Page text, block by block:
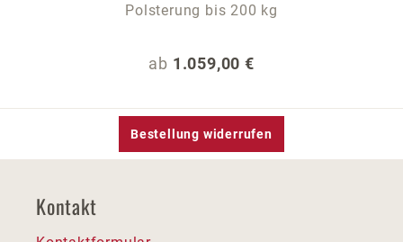
Polsterung bis 200 kg
Regulärer Preis:
ab 1.059,00 €
Bestellung widerrufen
Kontakt